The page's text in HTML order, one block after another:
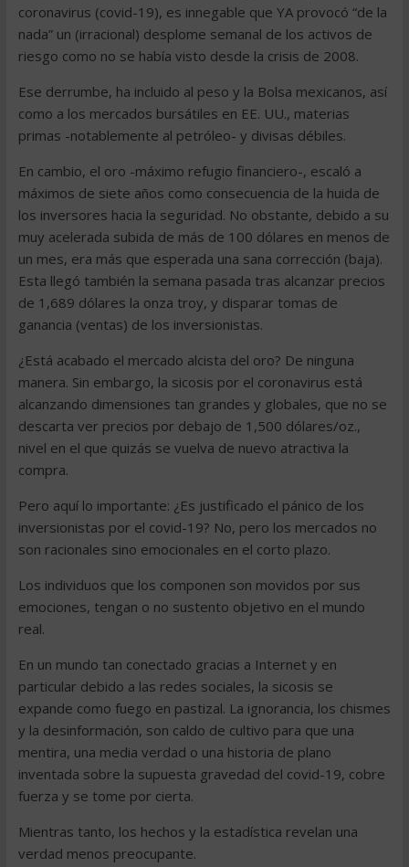
coronavirus (covid-19), es innegable que YA provocó “de la
nada” un (irracional) desplome semanal de los activos de
riesgo como no se había visto desde la crisis de 2008.
Ese derrumbe, ha incluido al peso y la Bolsa mexicanos, así
como a los mercados bursátiles en EE. UU., materias
primas -notablemente al petróleo- y divisas débiles.
En cambio, el oro -máximo refugio financiero-, escaló a
máximos de siete años como consecuencia de la huida de
los inversores hacia la seguridad. No obstante, debido a su
muy acelerada subida de más de 100 dólares en menos de
un mes, era más que esperada una sana corrección (baja).
Esta llegó también la semana pasada tras alcanzar precios
de 1,689 dólares la onza troy, y disparar tomas de
ganancia (ventas) de los inversionistas.
¿Está acabado el mercado alcista del oro? De ninguna
manera. Sin embargo, la sicosis por el coronavirus está
alcanzando dimensiones tan grandes y globales, que no se
descarta ver precios por debajo de 1,500 dólares/oz.,
nivel en el que quizás se vuelva de nuevo atractiva la
compra.
Pero aquí lo importante: ¿Es justificado el pánico de los
inversionistas por el covid-19? No, pero los mercados no
son racionales sino emocionales en el corto plazo.
Los individuos que los componen son movidos por sus
emociones, tengan o no sustento objetivo en el mundo
real.
En un mundo tan conectado gracias a Internet y en
particular debido a las redes sociales, la sicosis se
expande como fuego en pastizal. La ignorancia, los chismes
y la desinformación, son caldo de cultivo para que una
mentira, una media verdad o una historia de plano
inventada sobre la supuesta gravedad del covid-19, cobre
fuerza y se tome por cierta.
Mientras tanto, los hechos y la estadística revelan una
verdad menos preocupante.